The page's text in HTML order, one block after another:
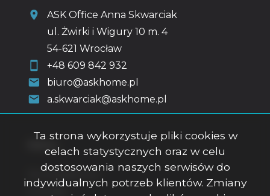
ASK Office Anna Skwarciak
ul. Żwirki i Wigury 10 m. 4
54-621 Wrocław
+48 609 842 932
biuro@askhome.pl
a.skwarciak@askhome.pl
Strona główna
O firmie
Ta strona wykorzystuje pliki cookies w
celach statystycznych oraz w celu
dostosowania naszych serwisów do
indywidualnych potrzeb klientów. Zmiany